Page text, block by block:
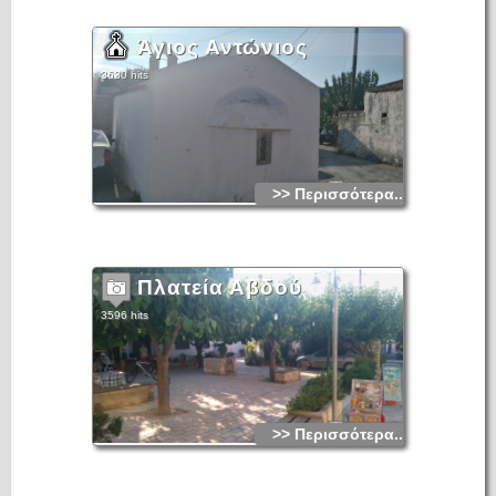
Άγιος Αντώνιος
3630 hits
>> Περισσότερα...
Πλατεία Αβδού
3596 hits
>> Περισσότερα...